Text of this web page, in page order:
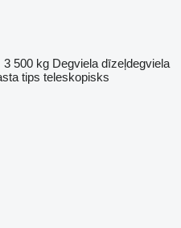
3 500 kg Degviela dīzeļdegviela
tips teleskopisks